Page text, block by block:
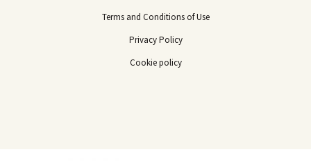
Terms and Conditions of Use
Privacy Policy
Cookie policy